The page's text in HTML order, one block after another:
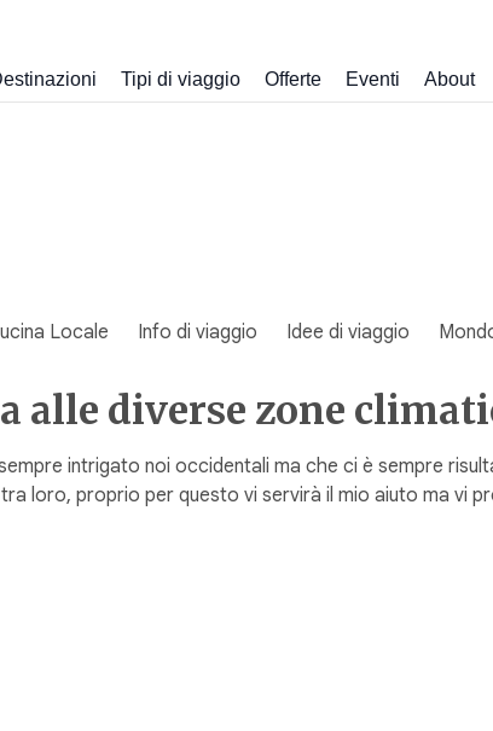
Tipi di viaggio Offerte Eventi About
Locale Info di viaggio Idee di viaggio
alle diverse zone
intrigato noi occidentali ma che ci è sempre
loro, proprio per questo vi servirà il mio aiuto ma vi